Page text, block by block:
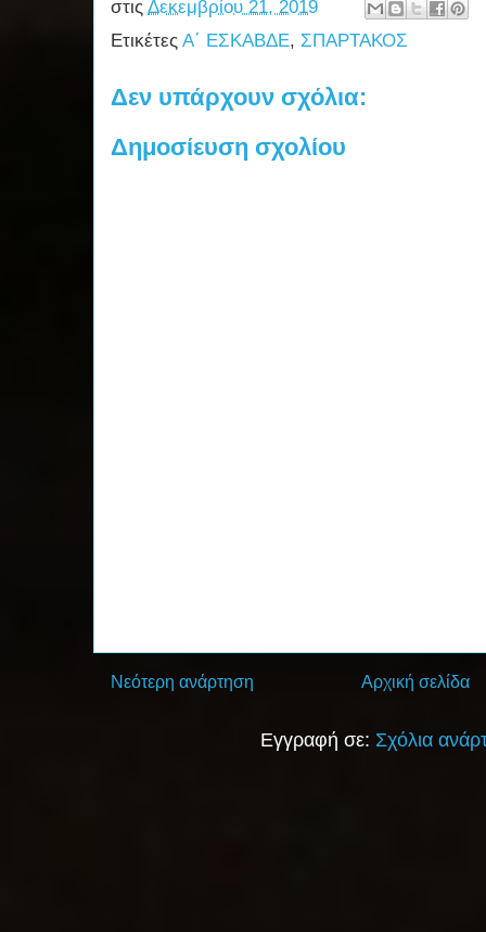
στις Δεκεμβρίου 21, 2019
Ετικέτες Α΄ ΕΣΚΑΒΔΕ, ΣΠΑΡΤΑΚΟΣ
Δεν υπάρχουν σχόλια:
Δημοσίευση σχολίου
Νεότερη ανάρτηση Αρχική σελίδα
Εγγραφή σε: Σχόλια